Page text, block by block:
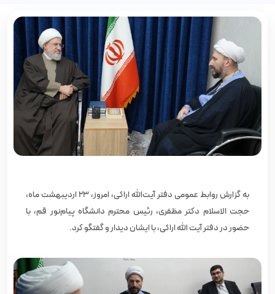
به گزارش روابط عمومی دفتر آیت‌الله اراکی، امروز، ۲۳ اردیبهشت ماه،
حجت‌ الاسلام دکتر مظفری، رئیس محترم دانشگاه پیام‌نور قم، با
حضور در دفتر آیت‌ الله اراکی، با ایشان دیدار و گفتگو کرد.